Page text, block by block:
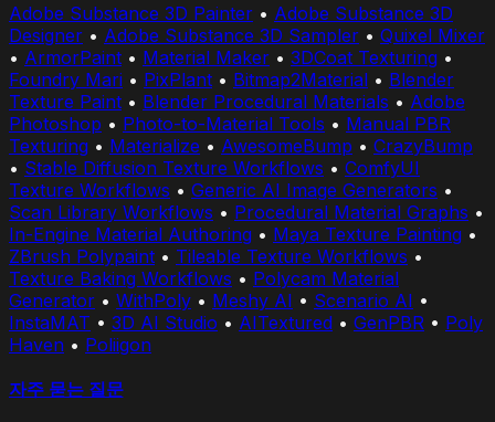
Adobe Substance 3D Painter • Adobe Substance 3D
Designer • Adobe Substance 3D Sampler • Quixel Mixer
• ArmorPaint • Material Maker • 3DCoat Texturing •
Foundry Mari • PixPlant • Bitmap2Material • Blender
Texture Paint • Blender Procedural Materials • Adobe
Photoshop • Photo-to-Material Tools • Manual PBR
Texturing • Materialize • AwesomeBump • CrazyBump
• Stable Diffusion Texture Workflows • ComfyUI
Texture Workflows • Generic AI Image Generators •
Scan Library Workflows • Procedural Material Graphs •
In-Engine Material Authoring • Maya Texture Painting •
ZBrush Polypaint • Tileable Texture Workflows •
Texture Baking Workflows • Polycam Material
Generator • WithPoly • Meshy AI • Scenario AI •
InstaMAT • 3D AI Studio • AITextured • GenPBR • Poly
Haven • Poliigon
자주 묻는 질문